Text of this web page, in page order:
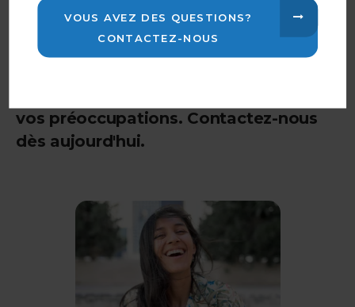
chirurgie dentaire à venir au Clinique
Dentaire Carleton-sur-Mer?
vos préoccupations. Contactez-nous
dès aujourd'hui.
VOUS AVEZ DES QUESTIONS?
CONTACTEZ-NOUS